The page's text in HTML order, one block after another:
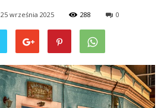
25 września 2025 288 0